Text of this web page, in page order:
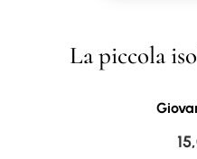
La piccola